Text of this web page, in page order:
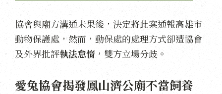
協會與廟方溝通未果後，決定將此案通報高雄市
動物保護處，然而，動保處的處理方式卻遭協會
及外界批評執法怠惰 ，雙方立場分歧。
愛兔協會揭發鳳山濟公廟不當飼養